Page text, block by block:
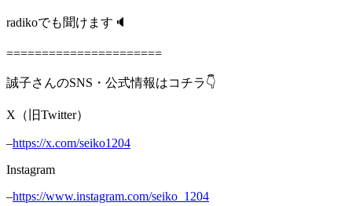
radikoでも聞けます🔈
======================
誠子さんのSNS・公式情報はコチラ👇
X（旧Twitter）
–https://x.com/seiko1204
Instagram
–https://www.instagram.com/seiko_1204